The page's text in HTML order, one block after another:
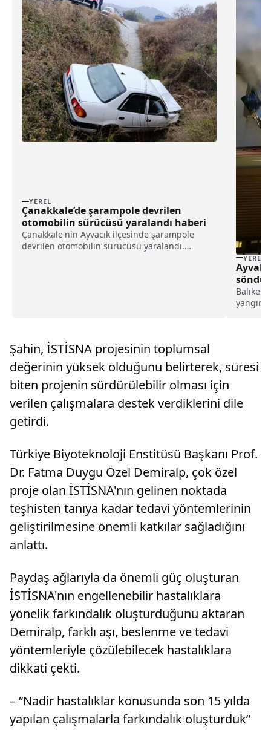
YEREL
Çanakkale’de şarampole devrilen
otomobilin sürücüsü yaralandı haberi
Çanakkale'nin Ayvacık ilçesinde şarampole
devrilen otomobilin sürücüsü yaralandı.
YEREL
Şahin, İSTİSNA projesinin toplumsal
değerinin yüksek olduğunu belirterek, süresi
biten projenin sürdürülebilir olması için
verilen çalışmalara destek verdiklerini dile
getirdi.
Türkiye Biyoteknoloji Enstitüsü Başkanı Prof.
Dr. Fatma Duygu Özel Demiralp, çok özel
proje olan İSTİSNA'nın gelinen noktada
teşhisten tanıya kadar tedavi yöntemlerinin
geliştirilmesine önemli katkılar sağladığını
anlattı.
Paydaş ağlarıyla da önemli güç oluşturan
İSTİSNA'nın engellenebilir hastalıklara
yönelik farkındalık oluşturduğunu aktaran
Demiralp, farklı aşı, beslenme ve tedavi
yöntemleriyle çözülebilecek hastalıklara
dikkati çekti.
– “Nadir hastalıklar konusunda son 15 yılda
yapılan çalışmalarla farkındalık oluşturduk”